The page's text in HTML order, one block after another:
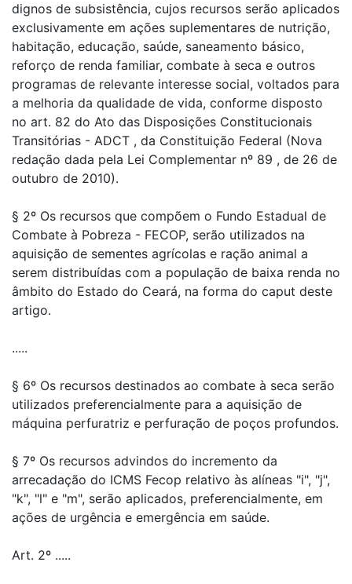
dignos de subsistência, cujos recursos serão aplicados
exclusivamente em ações suplementares de nutrição,
habitação, educação, saúde, saneamento básico,
reforço de renda familiar, combate à seca e outros
programas de relevante interesse social, voltados para
a melhoria da qualidade de vida, conforme disposto
no art. 82 do Ato das Disposições Constitucionais
Transitórias - ADCT , da Constituição Federal (Nova
redação dada pela Lei Complementar nº 89 , de 26 de
outubro de 2010).
§ 2º Os recursos que compõem o Fundo Estadual de
Combate à Pobreza - FECOP, serão utilizados na
aquisição de sementes agrícolas e ração animal a
serem distribuídas com a população de baixa renda no
âmbito do Estado do Ceará, na forma do caput deste
artigo.
.....
§ 6º Os recursos destinados ao combate à seca serão
utilizados preferencialmente para a aquisição de
máquina perfuratriz e perfuração de poços profundos.
§ 7º Os recursos advindos do incremento da
arrecadação do ICMS Fecop relativo às alíneas "i", "j",
"k", "l" e "m", serão aplicados, preferencialmente, em
ações de urgência e emergência em saúde.
Art. 2º .....